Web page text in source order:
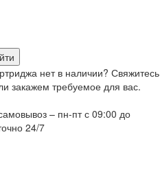
нет в наличии? Свяжитесь
закажем требуемое для вас.
– пн-пт с 09:00 до
24/7